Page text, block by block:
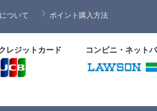
ついて ポイント購入方法
レジットカード コンビニ・ネット